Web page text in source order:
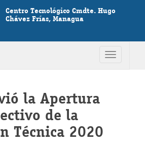
Centro Tecnológico Cmdte. Hugo
Chávez Frías, Managua
Toggle
la Apertura
de la
Técnica 2020